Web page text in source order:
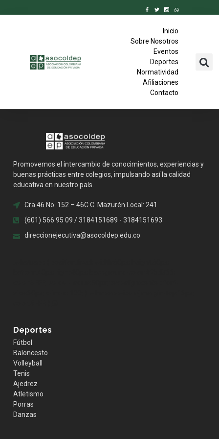
Inicio
Sobre Nosotros
Eventos
Deportes
Normatividad
Afiliaciones
Contacto
Promovemos el intercambio de conocimientos, experiencias y
buenas prácticas entre colegios, impulsando así la calidad
educativa en nuestro país.
Cra 46 No. 152 – 46C.C. Mazurén Local: 241
(601) 566 95 09 / 3184151689 - 3184151693
direccionejecutiva@asocoldep.edu.co
Deportes
Fútbol
Baloncesto
Volleyball
Tenis
Ajedrez
Atletismo
Porras
Danzas